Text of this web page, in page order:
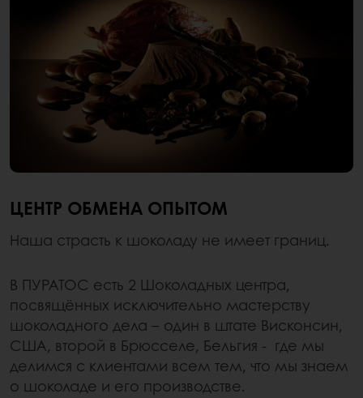
ЦЕНТР ОБМЕНА ОПЫТОМ
Наша страсть к шоколаду не имеет границ.
В ПУРАТОС есть 2 Шоколадных центра,
посвящённых исключительно мастерству
шоколадного дела – один в штате Висконсин,
США, второй в Брюсселе, Бельгия - где мы
делимся с клиентами всем тем, что мы знаем
о шоколаде и его производстве.